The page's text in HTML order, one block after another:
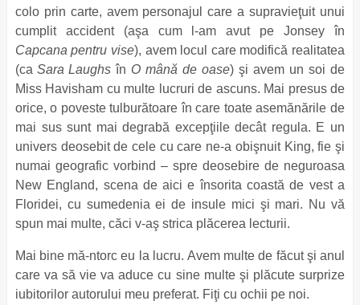
colo prin carte, avem personajul care a supravieţuit unui
cumplit accident (aşa cum l-am avut pe Jonsey în
Capcana pentru vise), avem locul care modifică realitatea
(ca Sara Laughsîn O mână de oase) şi avem un soi de
Miss Havisham cu multe lucruri de ascuns. Mai presus de
orice, o poveste tulburătoare în care toate asemănările de
mai sus sunt mai degrabă excepţiile decât regula. E un
univers deosebit de cele cu care ne-a obişnuit King, fie şi
numai geografic vorbind – spre deosebire de neguroasa
New England, scena de aici e însorita coastă de vest a
Floridei, cu sumedenia ei de insule mici şi mari. Nu vă
spun mai multe, căci v-aş strica plăcerea lecturii.
Mai bine mă-ntorc eu la lucru. Avem multe de făcut şi anul
care va să vie va aduce cu sine multe şi plăcute surprize
iubitorilor autorului meu preferat. Fiţi cu ochii pe noi.